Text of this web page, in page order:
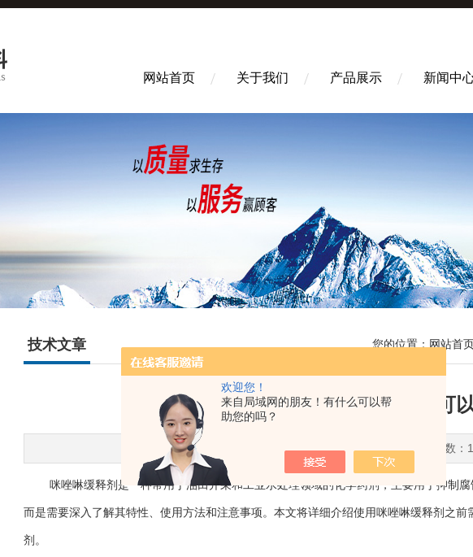
欢迎您！
来自局域网的朋友！有什么可以帮
助您的吗？
网站首页 关于我们 产品展示 新闻中
技术文章 您的位置： 网站首
使用咪唑啉缓释剂之前怎么可
更新时间：2024-09-26 点击次数：
咪唑啉缓释剂是一种常用于油田开采和工业水处理领域的化学药剂，主要用于抑制腐
而是需要深入了解其特性、使用方法和注意事项。本文将详细介绍使用咪唑啉缓释剂之
剂。